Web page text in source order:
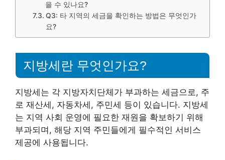
을 수 있나요?
Q3: 타 지역의 세금을 확인하는 방법은 무엇인가
요?
지방세란 무엇인가요?
지방세는 각 지방자치단체가 부과하는 세금으로, 주
로 재산세, 자동차세, 주민세 등이 있습니다. 지방세
는 지역 사회 운영에 필요한 재원을 확보하기 위해
부과되며, 해당 지역 주민들에게 필수적인 서비스
제공에 사용됩니다.